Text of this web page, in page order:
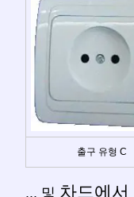
출구 유형 C
... 및 차드에서